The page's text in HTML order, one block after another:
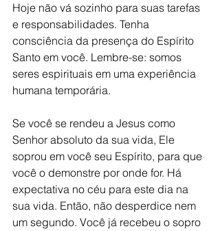
Hoje não vá sozinho para suas tarefas
e responsabilidades. Tenha
consciência da presença do Espírito
Santo em você. Lembre-se: somos
seres espirituais em uma experiência
humana temporária.
Se você se rendeu a Jesus como
Senhor absoluto da sua vida, Ele
soprou em você seu Espírito, para que
você o demonstre por onde for. Há
expectativa no céu para este dia na
sua vida. Então, não desperdice nem
um segundo. Você já recebeu o sopro